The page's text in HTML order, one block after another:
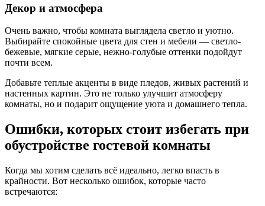
Декор и атмосфера
Очень важно, чтобы комната выглядела светло и уютно.
Выбирайте спокойные цвета для стен и мебели — светло-
бежевые, мягкие серые, нежно-голубые оттенки подойдут
почти всем.
Добавьте теплые акценты в виде пледов, живых растений и
настенных картин. Это не только улучшит атмосферу
комнаты, но и подарит ощущение уюта и домашнего тепла.
Ошибки, которых стоит избегать при
обустройстве гостевой комнаты
Когда мы хотим сделать всё идеально, легко впасть в
крайности. Вот несколько ошибок, которые часто
встречаются: